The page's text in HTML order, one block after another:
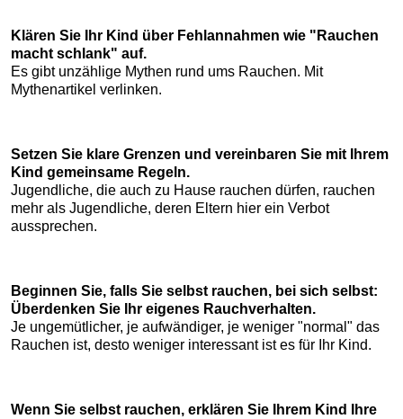
Klären Sie Ihr Kind über Fehlannahmen wie "Rauchen
macht schlank" auf.
Es gibt unzählige Mythen rund ums Rauchen. Mit
Mythenartikel verlinken.
Setzen Sie klare Grenzen und vereinbaren Sie mit Ihrem
Kind gemeinsame Regeln.
Jugendliche, die auch zu Hause rauchen dürfen, rauchen
mehr als Jugendliche, deren Eltern hier ein Verbot
aussprechen.
Beginnen Sie, falls Sie selbst rauchen, bei sich selbst:
Überdenken Sie Ihr eigenes Rauchverhalten.
Je ungemütlicher, je aufwändiger, je weniger "normal" das
Rauchen ist, desto weniger interessant ist es für Ihr Kind.
Wenn Sie selbst rauchen, erklären Sie Ihrem Kind Ihre